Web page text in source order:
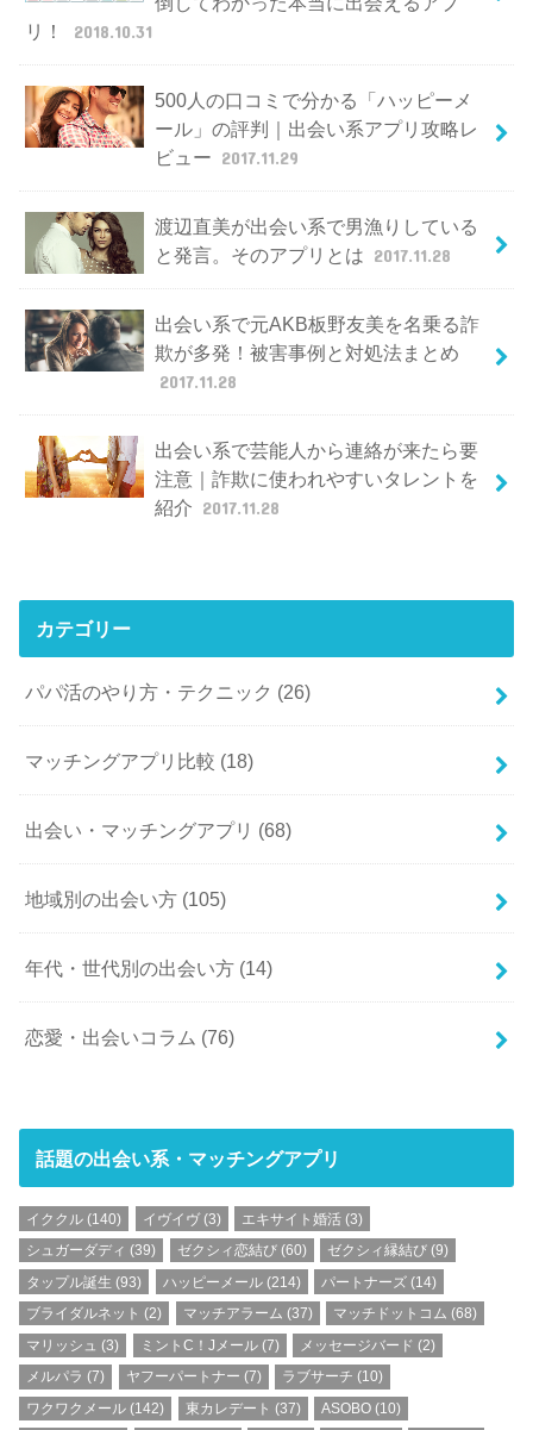
リ！
2018.10.31
500人の口コミで分かる「ハッピーメ
ール」の評判｜出会い系アプリ攻略レ
ビュー 2017.11.29
渡辺直美が出会い系で男漁りしている
と発言。そのアプリとは 2017.11.28
出会い系で元AKB板野友美を名乗る詐
欺が多発！被害事例と対処法まとめ
2017.11.28
出会い系で芸能人から連絡が来たら要
注意｜詐欺に使われやすいタレントを
紹介 2017.11.28
カテゴリー
パパ活のやり方・テクニック (26)
マッチングアプリ比較 (18)
出会い・マッチングアプリ (68)
地域別の出会い方 (105)
年代・世代別の出会い方 (14)
恋愛・出会いコラム (76)
話題の出会い系・マッチングアプリ
イククル (140) イヴイヴ(3) エキサイト婚活(3)
シュガーダディ (39) ゼクシィ恋結び(60) ゼクシィ縁結び(9)
タップル誕生 (93) ハッピーメール(214) パートナーズ(14)
ブライダルネット (2) マッチアラーム (37) マッチドットコム (68)
マリッシュ (3) ミントC！Jメール(7) メッセージバード (2)
メルパラ (7) ヤフーパートナー (7) ラブサーチ (10)
ワクワクメール (142) 東カレデート (37) ASOBO(10)